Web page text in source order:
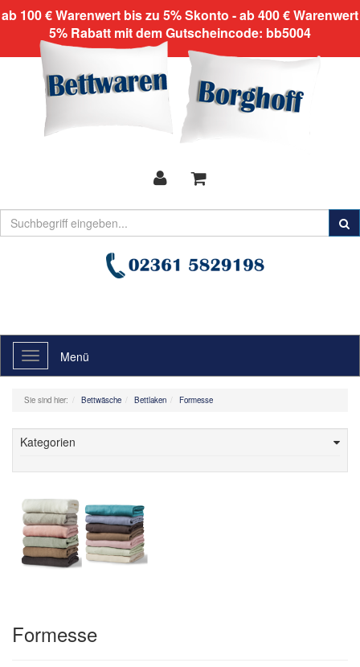
Toggle
navigation
Menü
Sie sind hier: Bettwäsche Bettlaken Formesse
Kategorien
Formesse
ab 100 € Warenwert bis zu 5% Skonto - ab 400 € Warenwert
5% Rabatt mit dem Gutscheincode: bb5004